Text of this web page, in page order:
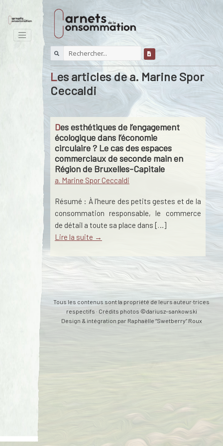
Les articles de a. Marine Spor
Ceccaldi
Des esthétiques de l’engagement
écologique dans l’économie
circulaire ? Le cas des espaces
commerciaux de seconde main en
Région de Bruxelles-Capitale
a. Marine Spor Ceccaldi
Résumé : À l’heure des petits gestes et de la
consommation responsable, le commerce
de détail a toute sa place dans […]
Lire la suite →
Tous les contenus sont la propriété de leurs auteur·trices
respectifs · Crédits photos ©dariusz-sankowski
Design & intégration par Raphaëlle “Swetberry” Roux